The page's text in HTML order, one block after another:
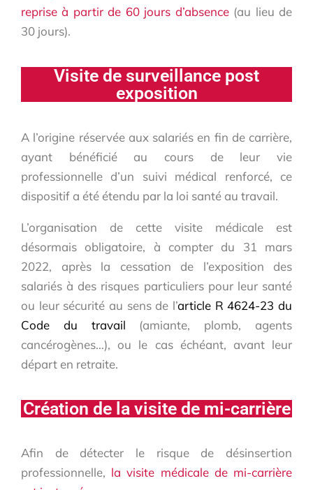
reprise à partir de 60 jours d’absence(au lieu de
30 jours).
Visite de surveillance post
exposition
A l’origine réservée aux salariés en fin de carrière,
ayant bénéficié au cours de leur vie
professionnelle d’un suivi médical renforcé, ce
dispositif a été étendu par la loi santé au travail.
L’organisation de cette visite médicale est
désormais obligatoire, à compter du 31 mars
2022, après la cessation de l’exposition des
salariés à des risques particuliers pour leur santé
ou leur sécurité au sens de l’article R 4624-23 du
Code du travail (amiante, plomb, agents
cancérogènes…), ou le cas échéant, avant leur
départ en retraite.
Création de la visite de mi-carrière
Afin de détecter le risque de désinsertion
professionnelle, la visite médicale de mi-carrière